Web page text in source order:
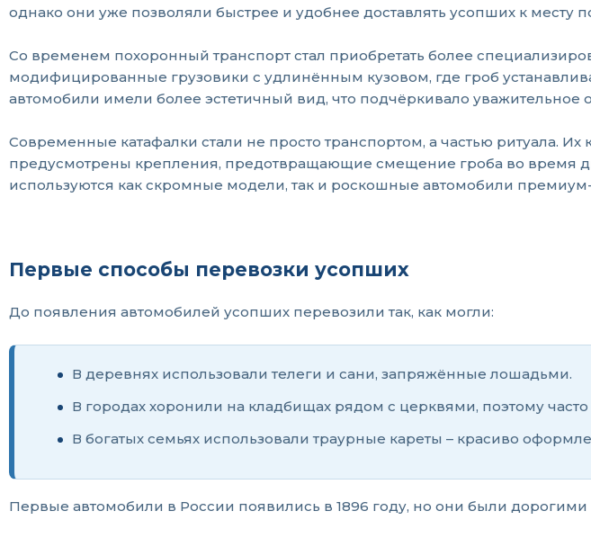
однако они уже позволяли быстрее и удобнее доставлять усопших к месту
Со временем похоронный транспорт стал приобретать более
модифицированные грузовики с удлинённым кузовом, где гроб
автомобили имели более эстетичный вид, что подчёркивало
Современные катафалки стали не просто транспортом, а частью ритуала.
предусмотрены крепления, предотвращающие смещение гроба во время
используются как скромные модели, так и роскошные автомобили
Первые способы перевозки усопших
До появления автомобилей усопших перевозили так, как могли:
В деревнях использовали телеги и сани, запряжённые лошадьми.
В городах хоронили на кладбищах рядом с церквями, поэтому
В богатых семьях использовали траурные кареты – красиво
Первые автомобили в России появились в 1896 году, но они были